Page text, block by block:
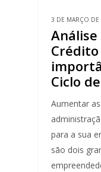
3 DE MARÇO DE
Análise
Crédito
Ciclo
Aumentar
para a sua
são dois